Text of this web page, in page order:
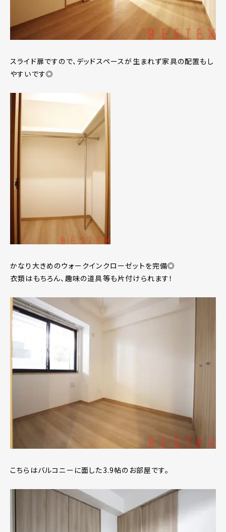
スライド扉ですので、デッドスペースが生まれず家具の配置もし
やすいです◎
かなり大きめのウォークインクローゼットを完備◎
衣類はもちろん、趣味の道具等も片付けられます！
こちらはバルコニーに面した3.9帖のお部屋です。